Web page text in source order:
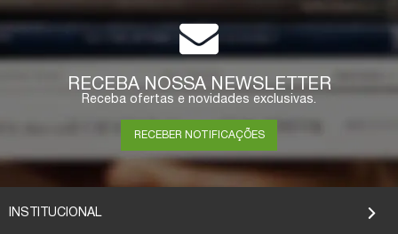
RECEBA NOSSA NEWSLETTER
Receba ofertas e novidades exclusivas.
RECEBER NOTIFICAÇÕES
INSTITUCIONAL